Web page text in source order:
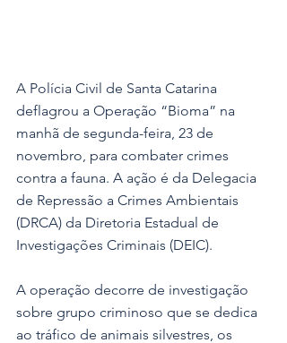
A Polícia Civil de Santa Catarina
deflagrou a Operação “Bioma” na
manhã de segunda-feira, 23 de
novembro, para combater crimes
contra a fauna. A ação é da Delegacia
de Repressão a Crimes Ambientais
(DRCA) da Diretoria Estadual de
Investigações Criminais (DEIC).
A operação decorre de investigação
sobre grupo criminoso que se dedica
ao tráfico de animais silvestres, os